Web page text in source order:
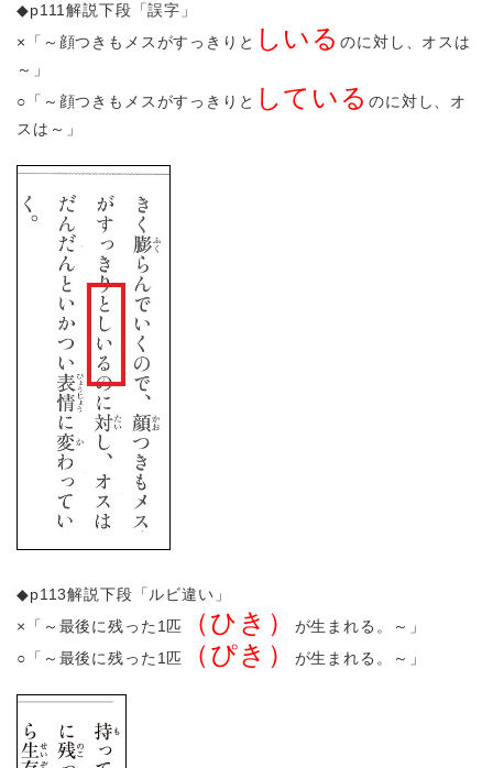
◆p111解説下段「誤字」
×「～顔つきもメスがすっきりと しいるのに対し、オスは
～」
○「～顔つきもメスがすっきりと している のに対し、オ
スは～」
◆p113解説下段「ルビ違い」
×「～最後に残った1匹
（ひき）
が生まれる。～」
○「～最後に残った1匹
（ぴき） が生まれる。～」